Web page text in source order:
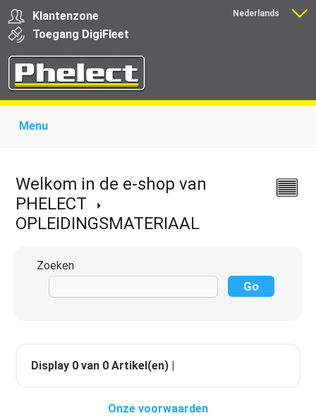
Klantenzone
Toegang DigiFleet
Nederlands
Menu
Producten voor transporteurs
Opleiding
Nieuws
Ondersteuning
Download Contact
Welkom in de e-shop van
PHELECT
OPLEIDINGSMATERIAAL
Zoeken
Display 0 van 0 Artikel(en) |
Onze voorwaarden